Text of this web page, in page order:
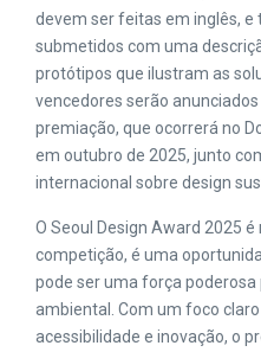
devem ser feitas em inglês,
submetidos com uma
protótipos que ilustram as
vencedores serão
premiação, que ocorrerá no
em outubro de 2025, junto
internacional sobre design
O Seoul Design Award 2025
competição, é uma
pode ser uma força poderosa
ambiental. Com um foco
acessibilidade e inovação, o